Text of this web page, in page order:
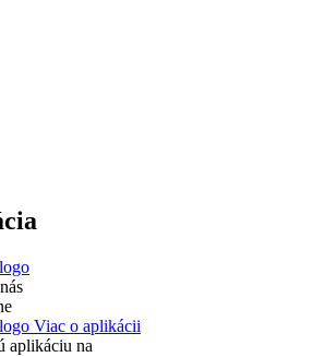
Viac o aplikácii
aplikáciu na